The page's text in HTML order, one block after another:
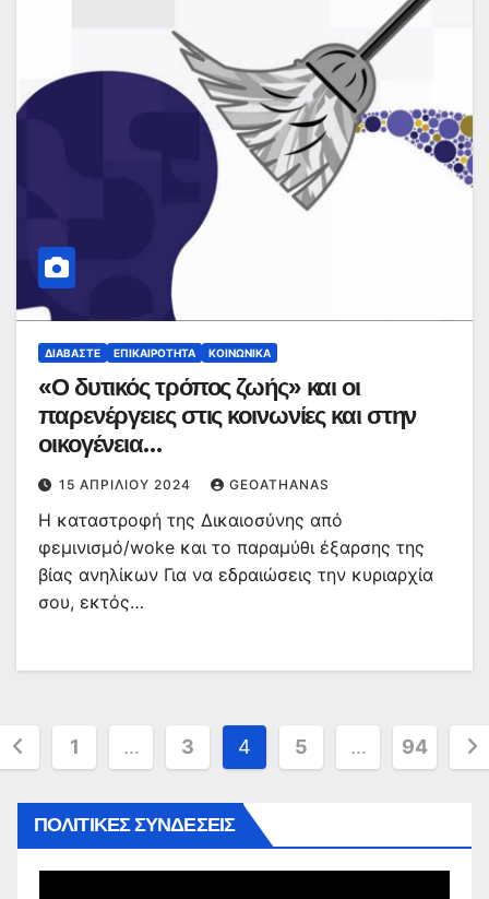
ΔΙΑΒΆΣΤΕ ΕΠΙΚΑΙΡΌΤΗΤΑ ΚΟΙΝΩΝΙΚΆ
«Ο δυτικός τρόπος ζωής» και οι
παρενέργειες στις κοινωνίες και στην
οικογένεια…
15 ΑΠΡΙΛΊΟΥ 2024 GEOATHANAS
Η καταστροφή της Δικαιοσύνης από
φεμινισμό/woke και το παραμύθι έξαρσης της
βίας ανηλίκων Για να εδραιώσεις την κυριαρχία
σου, εκτός…
1 … 3 4 5 … 94
ΠΟΛΙΤΙΚΕΣ ΣΥΝΔΕΣΕΙΣ